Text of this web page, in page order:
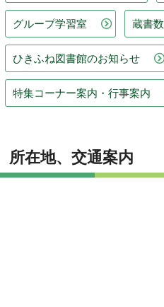
グループ学習室 蔵書数
ひきふね図書館のお知らせ
特集コーナー案内・行事案内
所在地、交通案内